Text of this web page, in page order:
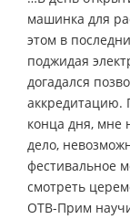
машинка для
этом в
поджидая
догадался
аккредитацию.
конца дня, мне
дело,
фестивальное
смотреть
ОТВ-Прим